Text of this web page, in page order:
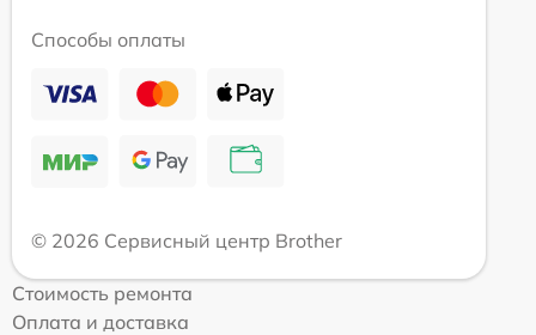
Способы оплаты
© 2026 Сервисный центр Brother
Стоимость ремонта
Оплата и доставка